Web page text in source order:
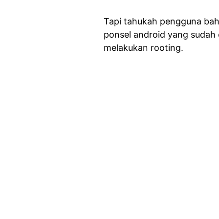
Tapi tahukah pengguna
ponsel android yang
melakukan rooting.